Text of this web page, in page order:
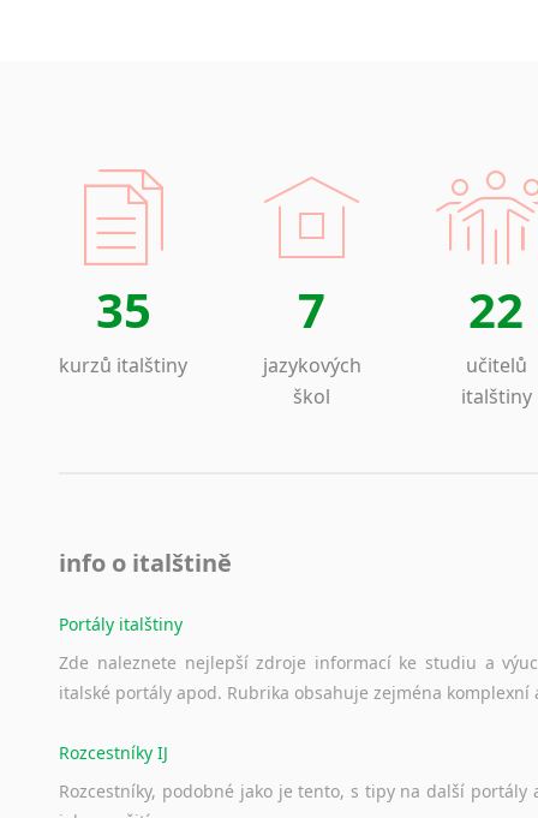
35
kurzů italštiny
7
jazykových
škol
22
učitelů
italštiny
info o italštině
Portály italštiny
Zde naleznete nejlepší zdroje informací ke studiu a
italské portály apod. Rubrika obsahuje zejména komplexní
Rozcestníky IJ
Rozcestníky, podobné jako je tento, s tipy na další portály